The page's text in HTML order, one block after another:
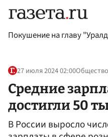
Покушение на главу
27 июля 2024 02:00Общество
Средние
достигли 50
В России выросло